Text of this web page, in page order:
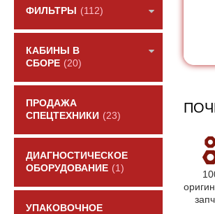
ФИЛЬТРЫ (112)
КАБИНЫ В
СБОРЕ (20)
ПРОДАЖА
СПЕЦТЕХНИКИ (23)
ДИАГНОСТИЧЕСКОЕ
ОБОРУДОВАНИЕ (1)
УПАКОВОЧНОЕ